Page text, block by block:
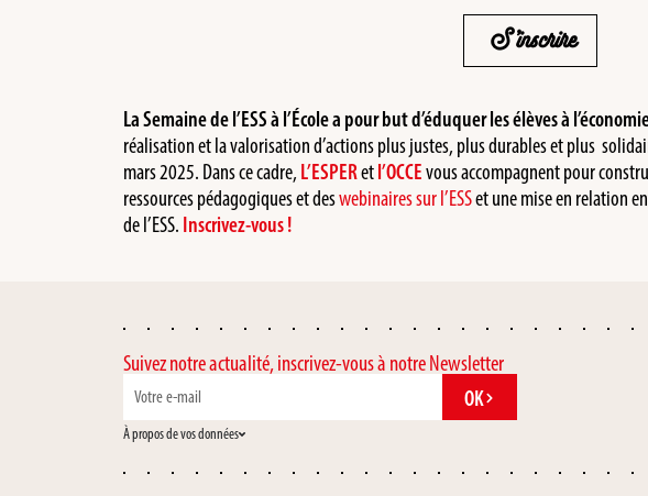
S’inscrire
La Semaine de l’ESS à l’École a pour but d’éduquer les élèves à
réalisation et la valorisation d’actions plus justes, plus durables et plus
mars 2025. Dans ce cadre, L’ESPERetl’OCCEvous accompagnent pour
ressources pédagogiques et deswebinaires sur l’ESSet une mise en relation
de l’ESS. Inscrivez-vous !
Suivez notre actualité, inscrivez-vous à notre Newsletter
OK
À propos de vos données